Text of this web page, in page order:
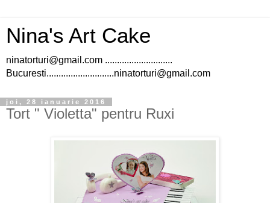
Nina's Art Cake
ninatorturi@gmail.com ............................
Bucuresti............................ninatorturi@gmail.com
joi, 28 ianuarie 2016
Tort " Violetta" pentru Ruxi